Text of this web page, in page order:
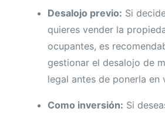
Desalojo previo: Si
quieres vender la
ocupantes, es
gestionar el desalojo de
legal antes de ponerla en
Como inversión: Si